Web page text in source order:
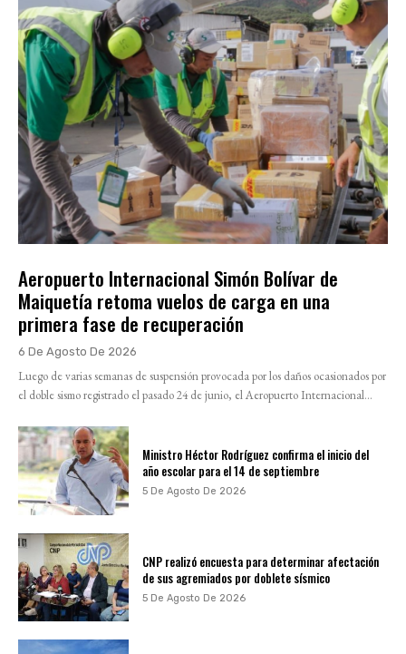
Aeropuerto Internacional Simón Bolívar de
Maiquetía retoma vuelos de carga en una
primera fase de recuperación
6 De Agosto De 2026
Luego de varias semanas de suspensión provocada por los daños ocasionados por
el doble sismo registrado el pasado 24 de junio, el Aeropuerto Internacional...
Ministro Héctor Rodríguez confirma el inicio del
año escolar para el 14 de septiembre
5 De Agosto De 2026
CNP realizó encuesta para determinar afectación
de sus agremiados por doblete sísmico
5 De Agosto De 2026